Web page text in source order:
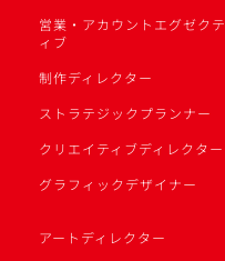
営業・アカウントエグゼクテ
ィブ
制作ディレクター
ストラテジックプランナー
クリエイティブディレクター
グラフィックデザイナー
アートディレクター